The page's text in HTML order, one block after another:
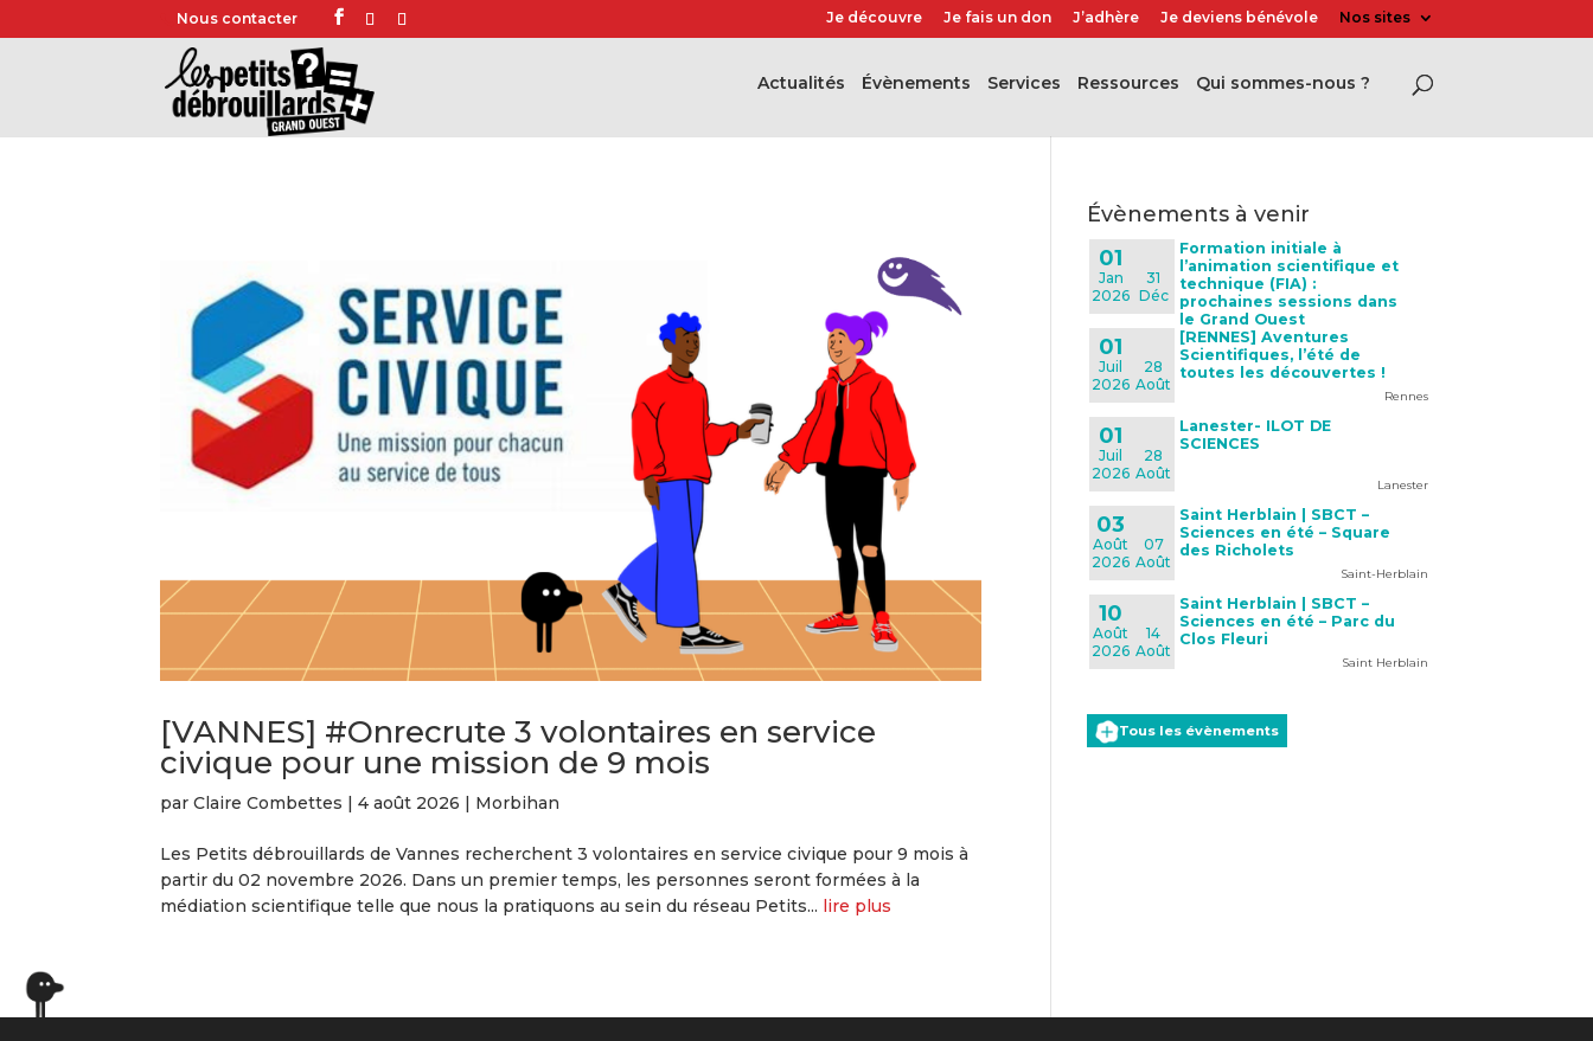
Nous contacter Je découvre Je fais un don J’adhère Je deviens bénévole Nos sites
Actualités évènements Services Ressources Qui sommes-nous ?
[VANNES] #Onrecrute 3 volontaires en service
civique pour une mission de 9 mois
par Claire Combettes | 4 août 2026 | Morbihan
Les Petits débrouillards de Vannes recherchent 3 volontaires en service civique pour 9 mois à
partir du 02 novembre 2026. Dans un premier temps, les personnes seront formées à la
médiation scientifique telle que nous la pratiquons au sein du réseau Petits... lire plus
évènements à venir
01
Jan
2026
31
Déc
Formation initiale à
l’animation scientifique et
technique (FIA) :
prochaines sessions dans
le Grand Ouest
01
Juil
2026
28
Août
[RENNES] Aventures
Scientifiques, l’été de
toutes les découvertes !
Rennes
01
Juil
2026
28
Août
Lanester- ILOT DE
SCIENCES
Lanester
03
Août
2026
07
Août
Saint Herblain | SBCT –
Sciences en été – Square
des Richolets
Saint-Herblain
10
Août
2026
14
Août
Saint Herblain | SBCT –
Sciences en été – Parc du
Clos Fleuri
Saint Herblain
Tous les évènements